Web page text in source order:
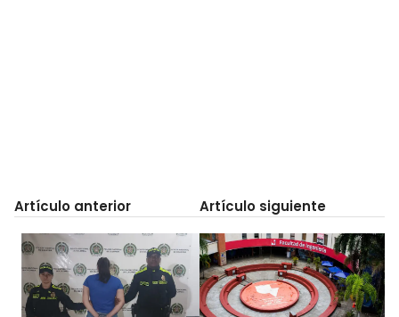
Artículo anterior Artículo siguiente